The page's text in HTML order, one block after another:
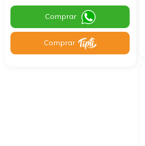
Comprar
Comprar